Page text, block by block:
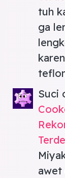
tuh
ga
Suci
awet